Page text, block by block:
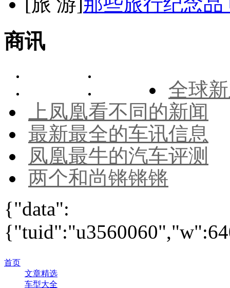
商讯
全球
上凤凰看不同的新闻
最新最全的车讯信息
凤凰最牛的汽车评测
两个和尚锵锵锵
{"data":
首页
文章精选
车型大全